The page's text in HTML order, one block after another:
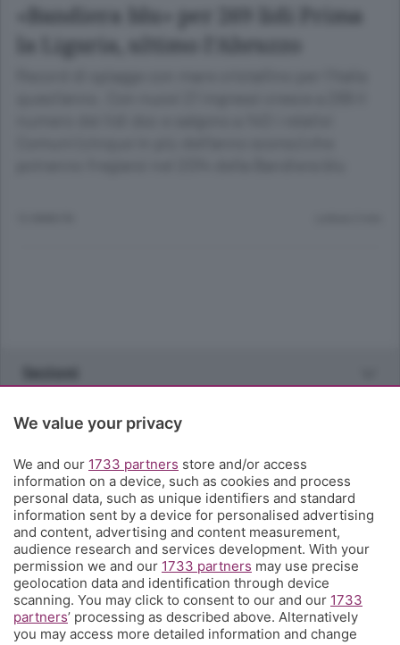
«Bandiera blu» per 269 lidi Prima
la Liguria, ultimo l’Abruzzo
Rubriche
Territorio
Servizi
Chi Siamo
Community
We value your privacy
We and our 1733 partners store and/or access
information on a device, such as cookies and process
personal data, such as unique identifiers and standard
information sent by a device for personalised advertising
and content, advertising and content measurement,
audience research and services development. With your
permission we and our 1733 partners may use precise
geolocation data and identification through device
scanning. You may click to consent to our and our 1733
partners’ processing as described above. Alternatively
you may access more detailed information and change